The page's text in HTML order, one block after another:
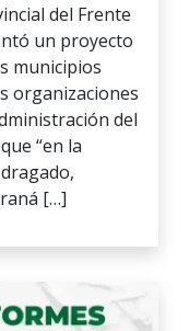
del Frente
un proyecto
municipios
organizaciones
del
“en la
[…]